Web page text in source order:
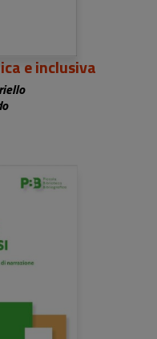
e inclusiva